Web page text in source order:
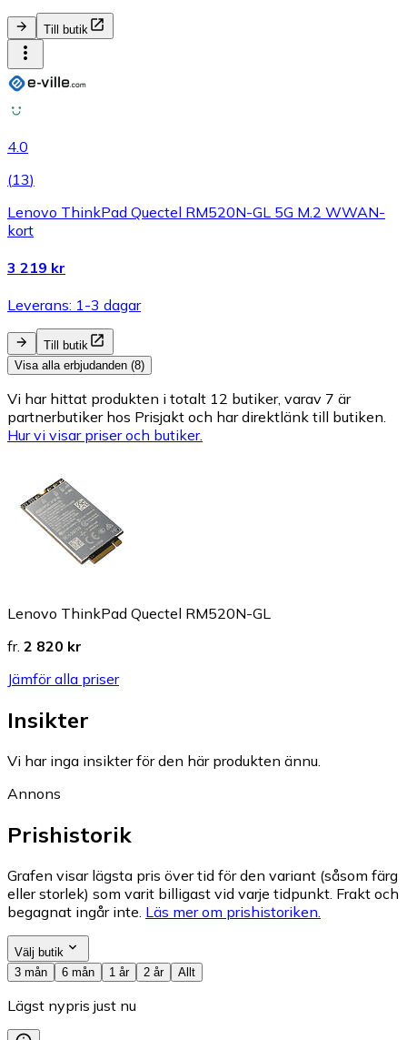
Till butik
4.0
(13)
Lenovo ThinkPad Quectel RM520N-GL 5G M.2 WWAN-
kort
3 219 kr
Leverans: 1-3 dagar
Till butik
Visa alla erbjudanden (8)
Vi har hittat produkten i totalt 12 butiker, varav 7 är
partnerbutiker hos Prisjakt och har direktlänk till butiken.
Hur vi visar priser och butiker.
Lenovo ThinkPad Quectel RM520N-GL
fr. 2 820 kr
Jämför alla priser
Insikter
Vi har inga insikter för den här produkten ännu.
Annons
Prishistorik
Grafen visar lägsta pris över tid för den variant (såsom färg
eller storlek) som varit billigast vid varje tidpunkt. Frakt och
begagnat ingår inte. Läs mer om prishistoriken.
Välj butik
3 mån
6 mån 1 år 2 år Allt
Lägst nypris just nu